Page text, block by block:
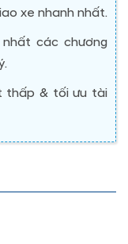
xe nhanh nhất.
các chương
thấp & tối ưu tài